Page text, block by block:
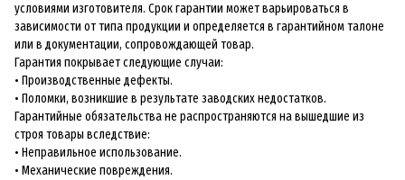
условиями изготовителя. Срок гарантии может варьироваться в
зависимости от типа продукции и определяется в гарантийном талоне
или в документации, сопровождающей товар.
Гарантия покрывает следующие случаи:
• Производственные дефекты.
• Поломки, возникшие в результате заводских недостатков.
Гарантийные обязательства не распространяются на вышедшие из
строя товары вследствие:
• Неправильное использование.
• Механические повреждения.